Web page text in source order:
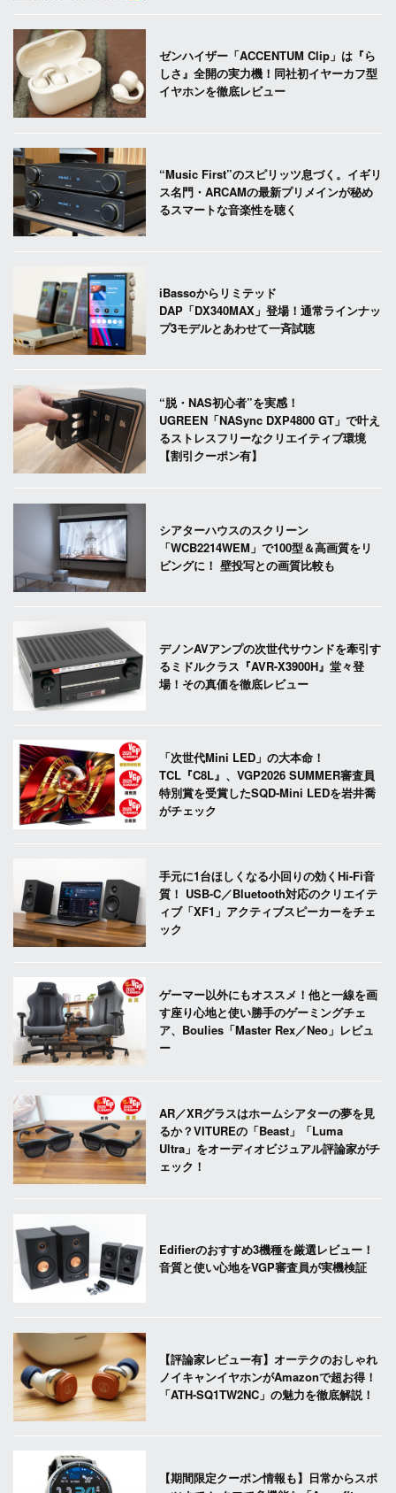
ゼンハイザー「ACCENTUM Clip」は『ら
しさ』全開の実力機！同社初イヤーカフ型
イヤホンを徹底レビュー
“Music First”のスピリッツ息づく。イギリ
ス名門・ARCAMの最新プリメインが秘め
るスマートな音楽性を聴く
iBassoからリミテッド
DAP「DX340MAX」登場！通常ラインナッ
プ3モデルとあわせて一斉試聴
“脱・NAS初心者”を実感！
UGREEN「NASync DXP4800 GT」で叶え
るストレスフリーなクリエイティブ環境
【割引クーポン有】
シアターハウスのスクリーン
「WCB2214WEM」で100型＆高画質をリ
ビングに！ 壁投写との画質比較も
デノンAVアンプの次世代サウンドを牽引す
るミドルクラス『AVR-X3900H』堂々登
場！その真価を徹底レビュー
「次世代Mini LED」の大本命！
TCL『C8L』、VGP2026 SUMMER審査員
特別賞を受賞したSQD-Mini LEDを岩井喬
がチェック
手元に1台ほしくなる小回りの効くHi-Fi音
質！ USB-C／Bluetooth対応のクリエイテ
ィブ「XF1」アクティブスピーカーをチェ
ック
ゲーマー以外にもオススメ！他と一線を画
す座り心地と使い勝手のゲーミングチェ
ア、Boulies「Master Rex／Neo」レビュ
ー
AR／XRグラスはホームシアターの夢を見
るか？VITUREの「Beast」「Luma
Ultra」をオーディオビジュアル評論家がチ
ェック！
Edifierのおすすめ3機種を厳選レビュー！
音質と使い心地をVGP審査員が実機検証
【評論家レビュー有】オーテクのおしゃれ
ノイキャンイヤホンがAmazonで超お得！
「ATH-SQ1TW2NC」の魅力を徹底解説！
【期間限定クーポン情報も】日常からスポ